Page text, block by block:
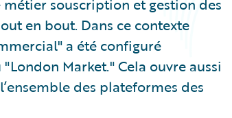
souscription et gestion des
en bout. Dans ce contexte
a été configuré
Market." Cela ouvre aussi
des plateformes des